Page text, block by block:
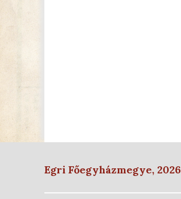
Egri Főegyházmegye, 2026